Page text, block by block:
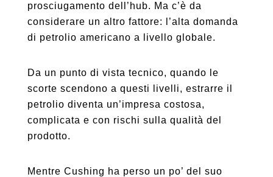
prosciugamento dell’hub. Ma c’è da
considerare un altro fattore: l’alta domanda
di petrolio americano a livello globale.
Da un punto di vista tecnico, quando le
scorte scendono a questi livelli, estrarre il
petrolio diventa un’impresa costosa,
complicata e con rischi sulla qualità del
prodotto.
Mentre Cushing ha perso un po’ del suo